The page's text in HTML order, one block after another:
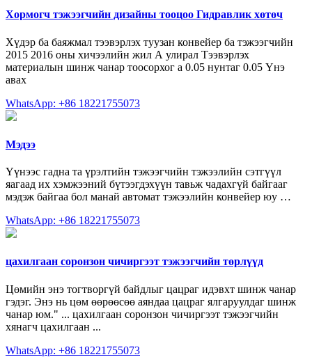
Хормогч тэжээгчийн дизайны тооцоо Гидравлик хөтөч
Хүдэр ба баяжмал тээвэрлэх туузан конвейер ба тэжээгчийн
2015 2016 оны хичээлийн жил А улирал Тээвэрлэх
материалын шинж чанар тоосорхог a 0.05 нунтаг 0.05 Үнэ
авах
WhatsApp: +86 18221755073
Мэдээ
Үүнээс гадна та үрэлтийн тэжээгчийн тэжээлийн сэтгүүл
яагаад их хэмжээний бүтээгдэхүүн тавьж чадахгүй байгааг
мэдэж байгаа бол манай автомат тэжээлийн конвейер юу …
WhatsApp: +86 18221755073
цахилгаан соронзон чичиргээт тэжээгчийн төрлүүд
Цөмийн энэ тогтворгүй байдлыг цацраг идэвхт шинж чанар
гэдэг. Энэ нь цөм өөрөөсөө аяндаа цацраг ялгаруулдаг шинж
чанар юм." ... цахилгаан соронзон чичиргээт тэжээгчийн
хянагч цахилгаан ...
WhatsApp: +86 18221755073